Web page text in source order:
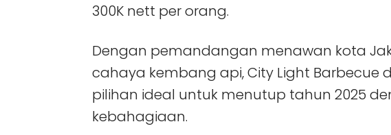
300K nett per orang.
Dengan pemandangan menawan kota
cahaya kembang api, City Light Barbecue
pilihan ideal untuk menutup tahun 2025
kebahagiaan.